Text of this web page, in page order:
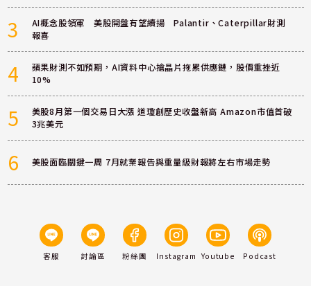
3
AI概念股領軍 美股開盤有望續揚 Palantir、Caterpillar財測
報喜
4
蘋果財測不如預期，AI資料中心搶晶片拖累供應鏈，股價重挫近
10%
5
美股8月第一個交易日大漲 道瓊創歷史收盤新高 Amazon市值首破
3兆美元
6 美股面臨關鍵一周 7月就業報告與重量級財報將左右市場走勢
客服 討論區 粉絲團 Instagram Youtube Podcast